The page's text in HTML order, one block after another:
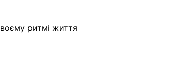
ритмі життя